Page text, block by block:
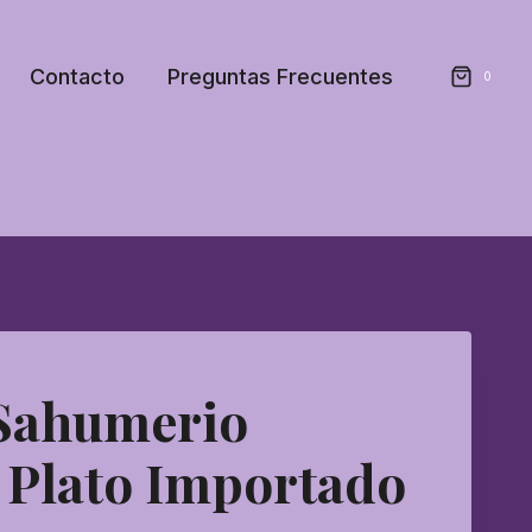
Contacto Preguntas Frecuentes 0
Importado